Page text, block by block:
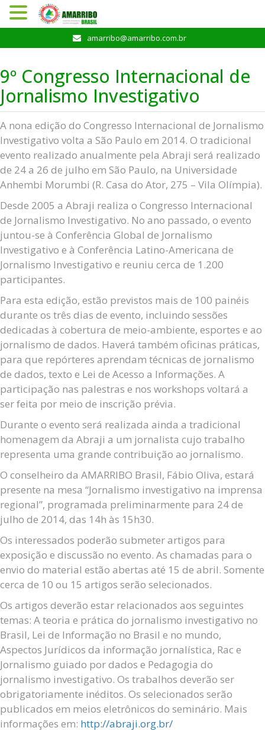
para
conteúdo
amarribo@amarribo.com.br
9º Congresso Internacional de
Jornalismo Investigativo
A nona edição do Congresso Internacional de Jornalismo
Investigativo volta a São Paulo em 2014. O tradicional
evento realizado anualmente pela Abraji será realizado
de 24 a 26 de julho em São Paulo, na Universidade
Anhembi Morumbi (R. Casa do Ator, 275 – Vila Olímpia).
Desde 2005 a Abraji realiza o Congresso Internacional
de Jornalismo Investigativo. No ano passado, o evento
juntou-se à Conferência Global de Jornalismo
Investigativo e à Conferência Latino-Americana de
Jornalismo Investigativo e reuniu cerca de 1.200
participantes.
Para esta edição, estão previstos mais de 100 painéis
durante os três dias de evento, incluindo sessões
dedicadas à cobertura de meio-ambiente, esportes e ao
jornalismo de dados. Haverá também oficinas práticas,
para que repórteres aprendam técnicas de jornalismo
de dados, texto e Lei de Acesso a Informações. A
participação nas palestras e nos workshops voltará a
ser feita por meio de inscrição prévia.
Durante o evento será realizada ainda a tradicional
homenagem da Abraji a um jornalista cujo trabalho
representa uma grande contribuição ao jornalismo.
O conselheiro da AMARRIBO Brasil, Fábio Oliva, estará
presente na mesa “Jornalismo investigativo na imprensa
regional”, programada preliminarmente para 24 de
julho de 2014, das 14h às 15h30.
Os interessados poderão submeter artigos para
exposição e discussão no evento. As chamadas para o
envio do material estão abertas até 15 de abril. Somente
cerca de 10 ou 15 artigos serão selecionados.
Os artigos deverão estar relacionados aos seguintes
temas: A teoria e prática do jornalismo investigativo no
Brasil, Lei de Informação no Brasil e no mundo,
Aspectos Jurídicos da informação jornalística, Rac e
Jornalismo guiado por dados e Pedagogia do
jornalismo investigativo. Os trabalhos deverão ser
obrigatoriamente inéditos. Os selecionados serão
publicados em meios eletrônicos do seminário. Mais
informações em: http://abraji.org.br/